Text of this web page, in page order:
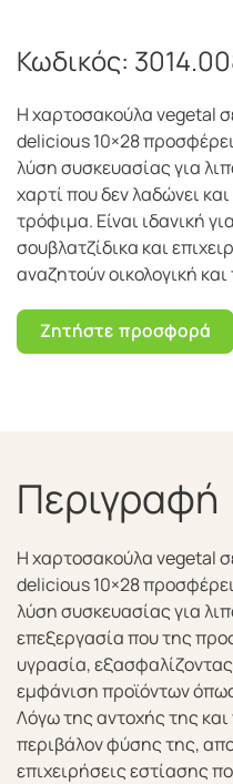
Κωδικός:
Η χαρτοσακούλα vegetal
delicious 10×28
λύση συσκευασίας για
χαρτί που δεν λαδώνει
τρόφιμα. Είναι ιδανική
σουβλατζίδικα και
αναζητούν οικολογική
Ζητήστε προσφορά
Περιγραφή
Η χαρτοσακούλα vegetal
delicious 10×28
λύση συσκευασίας για
επεξεργασία που της
υγρασία, εξασφαλίζοντας
εμφάνιση προϊόντων
Λόγω της αντοχής της
περιβάλον φύσης της,
επιχειρήσεις εστίασης